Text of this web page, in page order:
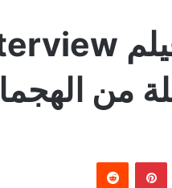
من
بينتيريست